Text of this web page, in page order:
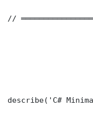
//
describe('C#